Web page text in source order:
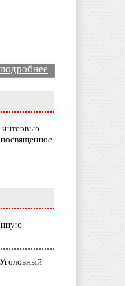
подробнее
интервью